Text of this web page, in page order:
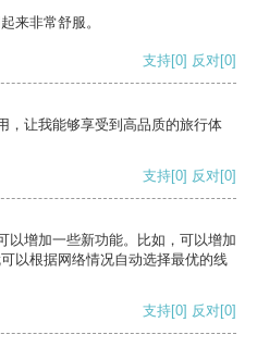
来非常舒服。
支持[0] 反对[0]
，让我能够享受到高品质的旅行体
支持[0] 反对[0]
以增加一些新功能。比如，可以增加
以根据网络情况自动选择最优的线
支持[0] 反对[0]